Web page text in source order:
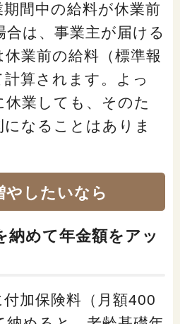
間中の給料が休業前
合は、事業主が届ける
業前の給料（標準報
算されます。よっ
業しても、そのた
なることはありま
やしたいなら
納めて年金額をアッ
加保険料（月額400